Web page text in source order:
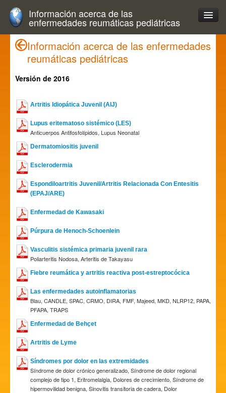
Información acerca de las
enfermedades reumáticas pediátricas
Información acerca de las enfermedades
reumáticas pediátricas
Versión de 2016
Artritis Idiopática Juvenil (AIJ)
Lupus eritematoso sistémico (LES)
Anticuerpos Antifosfolípidos, Lupus Neonatal
Dermatomiositis juvenil
Esclerodermia
Espondiloartritis Juvenil/Artritis Relacionada Con Entesitis
(EPAJ/ARE)
Enfermedad de Kawasaki
Púrpura de Henoch-Schoenlein
Vasculitis sistémica primaria juvenil rara
Poliarteritis Nodosa, Arteritis de Takayasu
Fiebre reumática y artritis reactiva post-estreptocócica
Las enfermedades autoinflamatorias
Blau, CANDLE, SPAC, CRMO, DIRA, FMF, Majeed, MKD, NLRP12, PAPA,
PFAPA, TRAPS
Enfermedad de Behçet
Artritis de Lyme
Síndromes por dolor en las extremidades
Síndrome de dolor crónico generalizado, Síndrome de dolor regional
complejo de tipo 1, Eritromelalgia, Dolores de crecimiento, Síndrome de
hipermovilidad benigna, Sinovitis transitoria de cadera, Dolor